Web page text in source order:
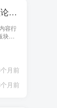
行测-政治理论（国考2025新增科目）
容行
，
、言
量关
料分
习
月前
月前